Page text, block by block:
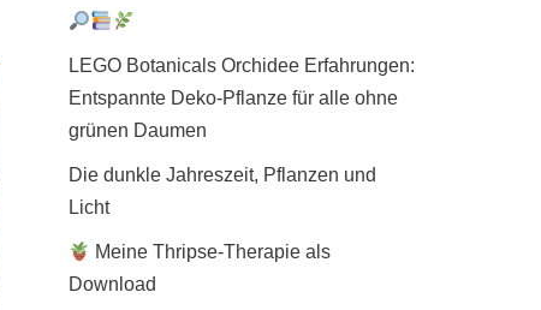
LEGO Botanicals Orchidee Erfahrungen:
Entspannte Deko-Pflanze für alle ohne
grünen Daumen
Die dunkle Jahreszeit, Pflanzen und
Licht
Meine Thripse-Therapie als
Download